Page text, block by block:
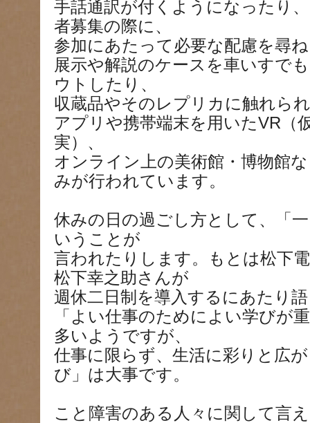
手話通訳が付くようになったり
者募集の際に、
参加にあたって必要な配慮を尋
展示や解説のケースを車いすで
ウトしたり、
収蔵品やそのレプリカに触れら
アプリや携帯端末を用いたVR（
実）、
オンライン上の美術館・博物館
みが行われています。
休みの日の過ごし方として、「
いうことが
言われたりします。もとは松下
松下幸之助さんが
週休二日制を導入するにあたり
「よい仕事のためによい学びが
多いようですが、
仕事に限らず、生活に彩りと広
び」は大事です。
こと障害のある人々に関して言